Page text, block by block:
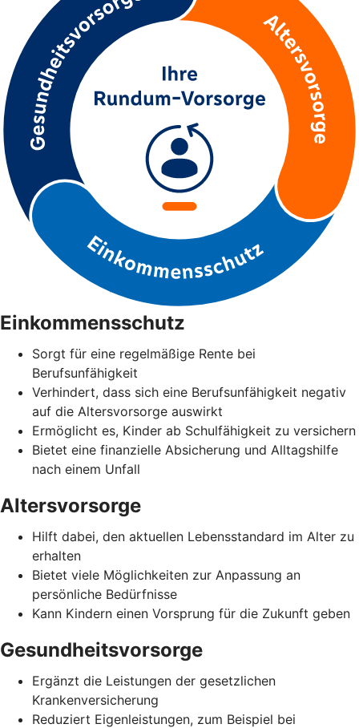
Einkommensschutz
Sorgt für eine regelmäßige Rente bei
Berufsunfähigkeit
Verhindert, dass sich eine Berufsunfähigkeit negativ
auf die Altersvorsorge auswirkt
Ermöglicht es, Kinder ab Schulfähigkeit zu versichern
Bietet eine finanzielle Absicherung und Alltagshilfe
nach einem Unfall
Altersvorsorge
Hilft dabei, den aktuellen Lebensstandard im Alter zu
erhalten
Bietet viele Möglichkeiten zur Anpassung an
persönliche Bedürfnisse
Kann Kindern einen Vorsprung für die Zukunft geben
Gesundheitsvorsorge
Ergänzt die Leistungen der gesetzlichen
Krankenversicherung
Reduziert Eigenleistungen, zum Beispiel bei